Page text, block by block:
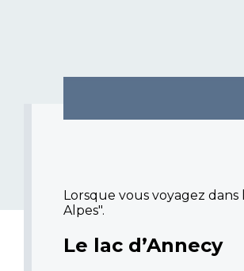
Lorsque vous voyagez
Alpes".
Le lac d’Annecy